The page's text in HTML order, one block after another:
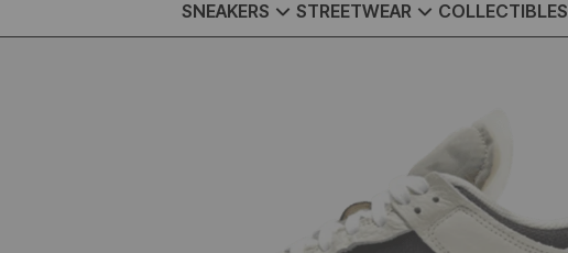
SNEAKERS STREETWEAR COLLECTIBLES